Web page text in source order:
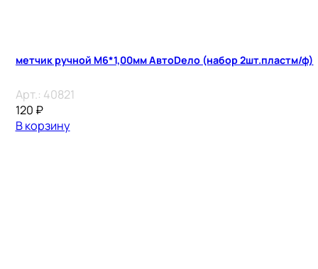
метчик ручной М6*1,00мм АвтоDело (набор 2шт.пластм/ф)
Арт.: 40821
120 ₽
В корзину